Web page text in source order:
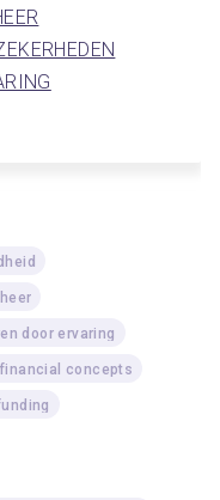
door ervaring
concepts